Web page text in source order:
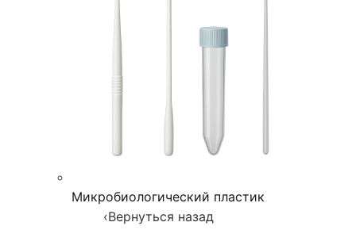
Микробиологический пластик
‹Вернуться назад